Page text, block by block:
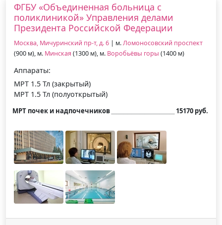
ФГБУ «Объединенная больница с
поликлиникой» Управления делами
Президента Российской Федерации
Москва, Мичуринский пр-т, д. 6 | м.Ломоносовский проспект
(900 м), м. Минская (1300 м), м. Воробьёвы горы (1400 м)
Аппараты:
МРТ 1.5 Тл (закрытый)
МРТ 1.5 Тл (полуоткрытый)
МРТ почек и надпочечников 15170 руб.